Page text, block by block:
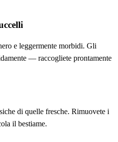
e leggermente morbidi. Gli
— raccogliete prontamente
di quelle fresche. Rimuovete i
il bestiame.